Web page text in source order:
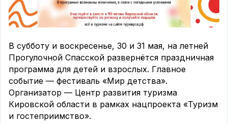
Завершить строительство планируют в ноябре
2026 года.
Читайте "Кировскую правду" там, где вам
комфортно:
-оперативная информация в МАКС
-мобильный формат ВКонтакте
-актуальные новости на сайте
В субботу и воскресенье, 30 и 31 мая, на летней
Прогулочной Спасской развернётся праздничная
программа для детей и взрослых. Главное
событие — фестиваль «Мир детства».
Организатор — Центр развития туризма
Кировской области в рамках нацпроекта «Туризм
и гостеприимство».